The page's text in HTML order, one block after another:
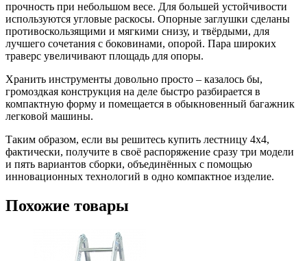
прочность при небольшом весе. Для большей устойчивости
используются угловые раскосы. Опорные заглушки сделаны
противоскользящими и мягкими снизу, и твёрдыми, для
лучшего сочетания с боковинами, опорой. Пара широких
траверс увеличивают площадь для опоры.
Хранить инструменты довольно просто – казалось бы,
громоздкая конструкция на деле быстро разбирается в
компактную форму и помещается в обыкновенный багажник
легковой машины.
Таким образом, если вы решитесь купить лестницу 4x4,
фактически, получите в своё распоряжение сразу три модели
и пять вариантов сборки, объединённых с помощью
инновационных технологий в одно компактное изделие.
Похожие товары